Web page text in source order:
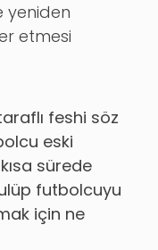
yeniden
etmesi
feshi söz
eski
sürede
futbolcuyu
için ne